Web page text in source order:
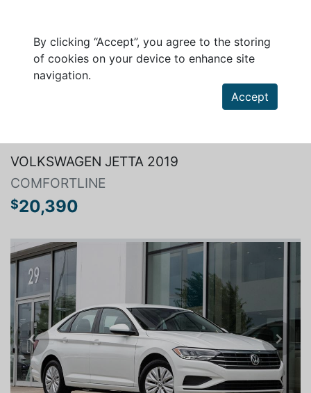
By clicking “Accept”, you agree to the storing
of cookies on your device to enhance site
navigation.
Accept
VOLKSWAGEN JETTA 2019
COMFORTLINE
$20,390
Previous Next